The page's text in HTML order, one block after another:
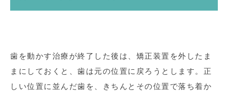
歯を動かす治療が終了した後は、矯正装置を外したま
まにしておくと、歯は元の位置に戻ろうとします。正
しい位置に並んだ歯を、きちんとその位置で落ち着か